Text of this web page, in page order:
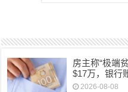
房主称“极端
$17万，银行
2026-08-08